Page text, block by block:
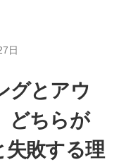
日
グとアウ
どちらが
失敗する理